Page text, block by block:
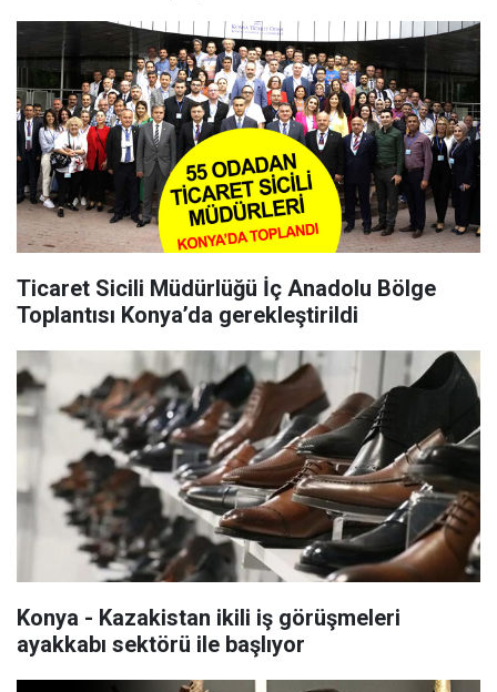
Ticaret Sicili Müdürlüğü İç Anadolu Bölge
Toplantısı Konya’da gerekleştirildi
Konya - Kazakistan ikili iş görüşmeleri
ayakkabı sektörü ile başlıyor